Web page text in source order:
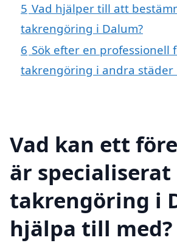
5 Vad hjälper till att
takrengöring i Dalum?
6 Sök efter en professionell
takrengöring i andra städer
Vad kan ett
är specialiserat
takrengöring i
hjälpa till med?